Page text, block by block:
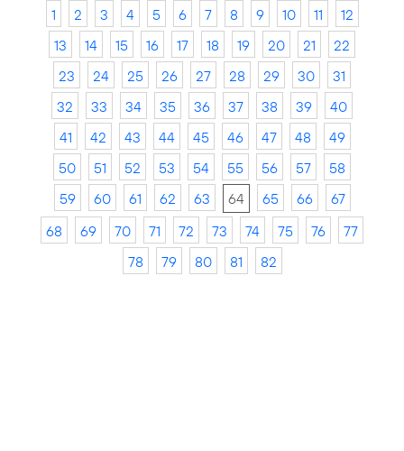
1 2 3 4 5 6 7 8 9 10 11
12
13
14 15 16 17 18 19 20 21
22
23
24 25 26 27 28 29 30
31
32
33 34 35 36 37 38 39
40
41
42 43 44 45 46 47 48
49
50
51 52 53 54 55 56 57
58
59
60 61 62 63 64 65 66
67
68
69 70 71 72 73 74 75 76
77
78
79 80 81 82